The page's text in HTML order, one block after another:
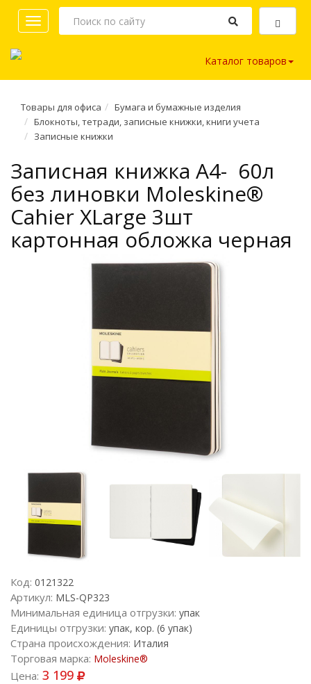
Toggle
navigation
Каталог товаров
Товары для офиса
Бумага и бумажные изделия
Блокноты, тетради, записные книжки, книги учета
Записные книжки
Записная книжка A4- 60л
без линовки Moleskine®
Cahier XLarge 3шт
картонная обложка черная
Код: 0121322
Артикул: MLS-QP323
Минимальная единица отгрузки: упак
Единицы отгрузки: упак, кор. (6 упак)
Страна происхождения: Италия
Торговая марка: Moleskine®
Цена: 3 199